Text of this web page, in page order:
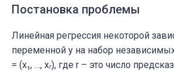
Постановка проблемы
Линейная регрессия некоторой
переменной y на набор
= (x₁, …, xᵣ), где r – это число